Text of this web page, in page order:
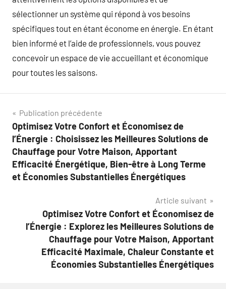
sélectionner un système qui répond à vos besoins
spécifiques tout en étant économe en énergie. En étant
bien informé et l’aide de professionnels, vous pouvez
concevoir un espace de vie accueillant et économique
pour toutes les saisons.
Navigation
de
l’article
Publication précédente
Optimisez Votre Confort et Économisez de
l’Énergie : Choisissez les Meilleures Solutions de
Chauffage pour Votre Maison, Apportant
Efficacité Énergétique, Bien-être à Long Terme
et Économies Substantielles Énergétiques
Article suivant
Optimisez Votre Confort et Économisez de
l’Énergie : Explorez les Meilleures Solutions de
Chauffage pour Votre Maison, Apportant
Efficacité Maximale, Chaleur Constante et
Économies Substantielles Énergétiques